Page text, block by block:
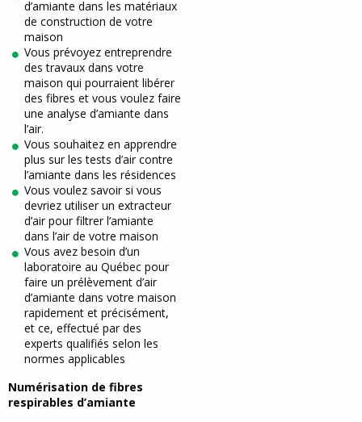
d’amiante dans les matériaux
de construction de votre
maison
Vous prévoyez entreprendre
des travaux dans votre
maison qui pourraient libérer
des fibres et vous voulez faire
une analyse d’amiante dans
l’air.
Vous souhaitez en apprendre
plus sur les tests d’air contre
l’amiante dans les résidences
Vous voulez savoir si vous
devriez utiliser un extracteur
d’air pour filtrer l’amiante
dans l’air de votre maison
Vous avez besoin d’un
laboratoire au Québec pour
faire un prélèvement d’air
d’amiante dans votre maison
rapidement et précisément,
et ce, effectué par des
experts qualifiés selon les
normes applicables
Numérisation de fibres
respirables d’amiante